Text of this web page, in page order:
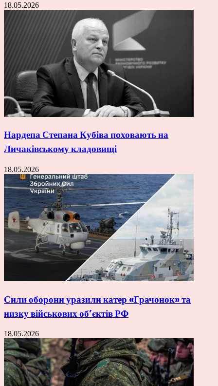
18.05.2026
Нардепа Степана Кубіва поховають на
Личаківському кладовищі
18.05.2026
Сили оборони уразили катер «Грачонок» та
низку військових об’єктів РФ
18.05.2026